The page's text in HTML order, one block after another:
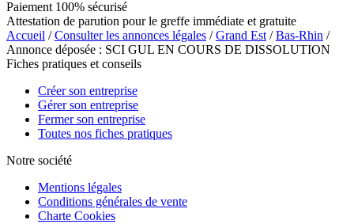
Paiement 100% sécurisé
Attestation de parution pour le greffe immédiate et gratuite
Accueil /Consulter les annonces légales /Grand Est /Bas-Rhin /
Annonce déposée : SCI GUL EN COURS DE DISSOLUTION
Fiches pratiques et conseils
Créer son entreprise
Gérer son entreprise
Fermer son entreprise
Toutes nos fiches pratiques
Notre société
Mentions légales
Conditions générales de vente
Charte Cookies